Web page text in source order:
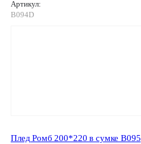
Артикул:
B094D
Плед Ромб 200*220 в сумке В095